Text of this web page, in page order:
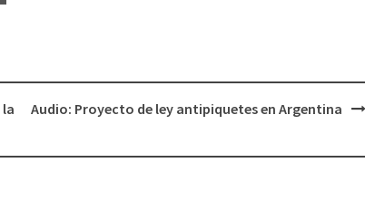
el
volumen.
Audio: Proyecto de ley antipiquetes en Argentina